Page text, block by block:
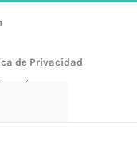
de Privacidad